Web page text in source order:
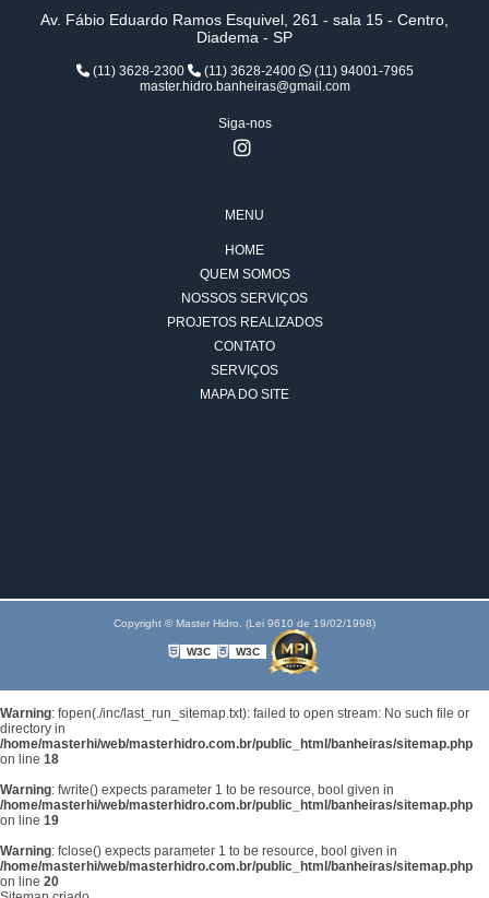
Av. Fábio Eduardo Ramos Esquivel, 261 - sala 15 - Centro,
Diadema - SP
(11) 3628-2300 (11) 3628-2400
(11) 94001-7965
master.hidro.banheiras@gmail.com
Siga-nos
MENU
HOME
QUEM SOMOS
NOSSOS SERVIÇOS
PROJETOS REALIZADOS
CONTATO
SERVIÇOS
MAPA DO SITE
Copyright © Master Hidro. (Lei 9610 de 19/02/1998)
W3C W3C
Warning: fopen(./inc/last_run_sitemap.txt): failed to open stream: No such file or
directory in
/home/masterhi/web/masterhidro.com.br/public_html/banheiras/sitemap.php
on line 18
Warning: fwrite() expects parameter 1 to be resource, bool given in
/home/masterhi/web/masterhidro.com.br/public_html/banheiras/sitemap.php
on line 19
Warning: fclose() expects parameter 1 to be resource, bool given in
/home/masterhi/web/masterhidro.com.br/public_html/banheiras/sitemap.php
on line 20